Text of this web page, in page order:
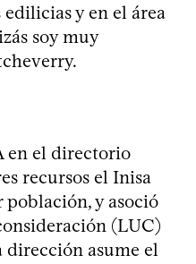
y en el área
soy muy
en el directorio
recursos el Inisa
población, y asoció
(LUC)
dirección asume el